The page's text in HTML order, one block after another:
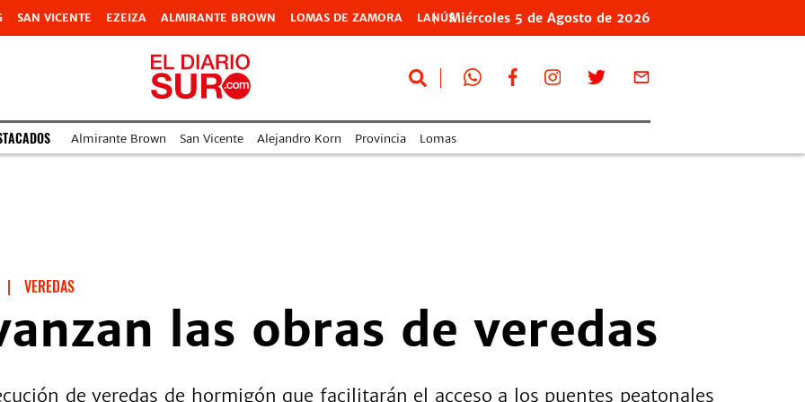
SAN VICENTE EZEIZA ALMIRANTE BROWN LOMAS DE ZAMORA LANÚSMiércoles 5 de Agosto de 2026
Almirante Brown San Vicente Alejandro Korn Provincia Lomas
| VEREDAS
las obras de veredas
de veredas de hormigón que facilitarán el acceso a los puentes peatonales